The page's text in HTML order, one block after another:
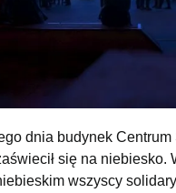
dnia budynek
się na niebiesko.
wszyscy